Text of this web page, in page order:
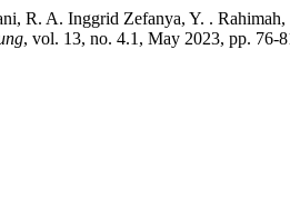
R. A. Inggrid Zefanya, Y. .
, vol. 13, no. 4.1, May 2023, pp. 76-